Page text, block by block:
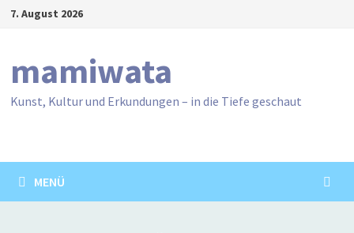
Zum7. August 2026
mamiwata
Kunst, Kultur und Erkundungen – in die Tiefe geschaut
MENÜ